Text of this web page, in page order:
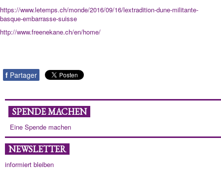
https://www.letemps.ch/monde/2016/09/16/lextradition-dune-militante-
basque-embarrasse-suisse
http://www.freenekane.ch/en/home/
f Partager
SPENDE MACHEN
Eine Spende machen
NEWSLETTER
informiert bleiben